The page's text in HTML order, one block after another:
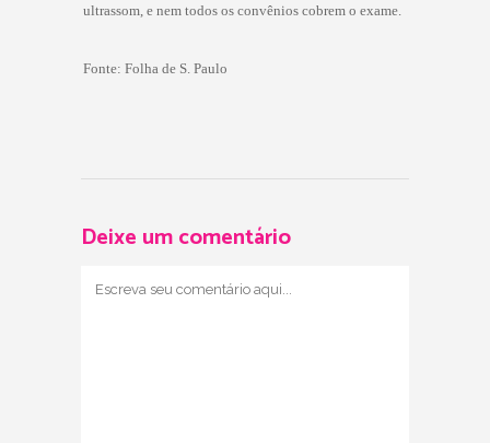
ultrassom, e nem todos os convênios cobrem o exame.
Fonte: Folha de S. Paulo
Deixe um comentário